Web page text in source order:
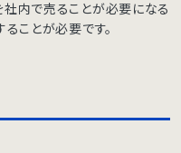
内で売ることが必要になる
ことが必要です。